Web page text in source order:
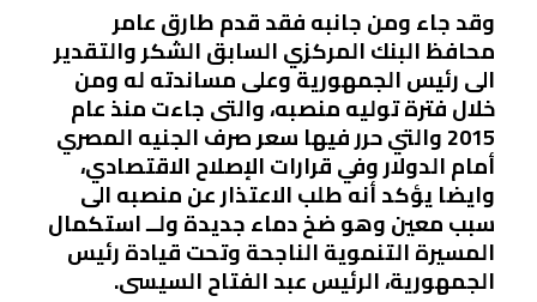
وقد جاء ومن جانبه فقد قدم طارق عامر
محافظ البنك المركزي السابق الشكر والتقدير
الى رئيس الجمهورية وعلى مساندته له ومن
خلال فترة توليه منصبه، والتى جاءت منذ عام
2015 والتي حرر فيها سعر صرف الجنيه المصري
أمام الدولار وفي قرارات الإصلاح الاقتصادي،
وايضا يؤكد أنه طلب الاعتذار عن منصبه الى
سبب معين وهو ضخ دماء جديدة ولــ استكمال
المسيرة التنموية الناجحة وتحت قيادة رئيس
الجمهورية، الرئيس عبد الفتاح السيسى.